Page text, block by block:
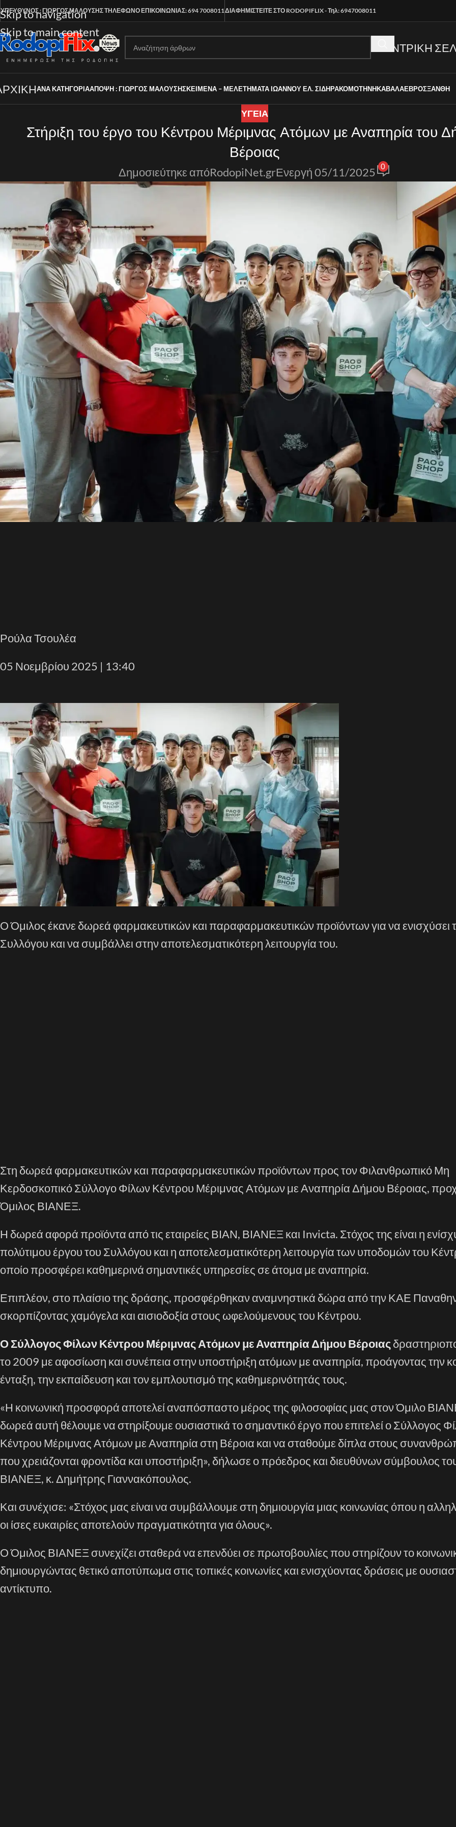
Skip to navigation
Skip to main content
ΥΠΕΥΘΥΝΟΣ : ΓΙΩΡΓΟΣ ΜΑΛΟΥΣΗΣΤΗΛΕΦΩΝΟ ΕΠΙΚΟΙΝΩΝΙΑΣ: 694 7008011ΔΙΑΦΗΜΙΣΤΕΙΤΕ ΣΤΟ RODOPIFLIX - Τηλ: 6947008011
ΚΕΝΤΡΙΚΗ
ΑΝΑ ΚΑΤΗΓΟΡΊΑΑΠΟΨΗ : ΓΙΩΡΓΟΣ ΜΑΛΟΥΣΗΣΚΕΙΜΕΝΑ – ΜΕΛΕΤΗΜΑΤΑ ΙΩΑΝΝΟΥ ΕΛ. ΣΙΔΗΡΑΚΟΜΟΤΗΝΗΚΑΒΑΛΑΕΒΡΟΣΞΑΝΘΗ
ΥΓΕΙΑ
Στήριξη του έργο του Κέντρου Μέριμνας Ατόμων με Αναπηρία του
Βέροιας
Δημοσιεύτηκε απόRodopiNet.grΕνεργή 05/11/2025 0
Ρούλα Τσουλέα
05 Νοεμβρίου 2025 | 13:40
Ο Όμιλος έκανε δωρεά φαρμακευτικών και παραφαρμακευτικών προϊόντων για να ενισχύσει
Συλλόγου και να συμβάλλει στην αποτελεσματικότερη λειτουργία του.
Στη δωρεά φαρμακευτικών και παραφαρμακευτικών προϊόντων προς τον Φιλανθρωπικό Μη
Κερδοσκοπικό Σύλλογο Φίλων Κέντρου Μέριμνας Ατόμων με Αναπηρία Δήμου Βέροιας,
Όμιλος ΒΙΑΝΕΞ.
Η δωρεά αφορά προϊόντα από τις εταιρείες ΒΙΑΝ, ΒΙΑΝΕΞ και Invicta. Στόχος της είναι η
πολύτιμου έργου του Συλλόγου και η αποτελεσματικότερη λειτουργία των υποδομών του
οποίο προσφέρει καθημερινά σημαντικές υπηρεσίες σε άτομα με αναπηρία.
Επιπλέον, στο πλαίσιο της δράσης, προσφέρθηκαν αναμνηστικά δώρα από την ΚΑΕ
σκορπίζοντας χαμόγελα και αισιοδοξία στους ωφελούμενους του Κέντρου.
Ο Σύλλογος Φίλων Κέντρου Μέριμνας Ατόμων με Αναπηρία Δήμου Βέροιας
το 2009 με αφοσίωση και συνέπεια στην υποστήριξη ατόμων με αναπηρία, προάγοντας την
ένταξη, την εκπαίδευση και τον εμπλουτισμό της καθημερινότητάς τους.
«Η κοινωνική προσφορά αποτελεί αναπόσπαστο μέρος της φιλοσοφίας μας στον Όμιλο
δωρεά αυτή θέλουμε να στηρίξουμε ουσιαστικά το σημαντικό έργο που επιτελεί ο Σύλλογος
Κέντρου Μέριμνας Ατόμων με Αναπηρία στη Βέροια και να σταθούμε δίπλα στους
που χρειάζονται φροντίδα και υποστήριξη», δήλωσε ο πρόεδρος και διευθύνων σύμβουλος
ΒΙΑΝΕΞ, κ. Δημήτρης Γιαννακόπουλος.
Και συνέχισε: «Στόχος μας είναι να συμβάλλουμε στη δημιουργία μιας κοινωνίας όπου η
οι ίσες ευκαιρίες αποτελούν πραγματικότητα για όλους».
Ο Όμιλος ΒΙΑΝΕΞ συνεχίζει σταθερά να επενδύει σε πρωτοβουλίες που στηρίζουν το
δημιουργώντας θετικό αποτύπωμα στις τοπικές κοινωνίες και ενισχύοντας δράσεις με
αντίκτυπο.